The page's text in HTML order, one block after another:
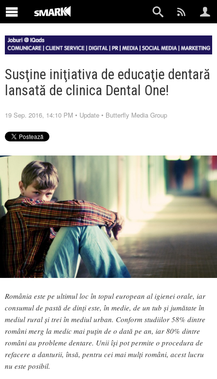
Susţine iniţiativa de educaţie dentară
lansată de clinica Dental One!
19 Sep. 2016, 14:10 PM • Update • Butterfly Media Group
România este pe ultimul loc în topul european al igienei orale, iar
consumul de pastă de dinţi este, în medie, de un tub şi jumătate în
mediul rural şi trei în mediul urban. Conform studiilor 58% dintre
români merg la medic mai puţin de o dată pe an, iar 80% dintre
români au probleme dentare. Unii îşi pot permite o procedura de
refacere a danturii, însă, pentru cei mai mulţi români, acest lucru
nu este posibil.